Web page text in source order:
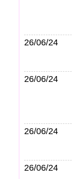
26/06/24
26/06/24
26/06/24
26/06/24